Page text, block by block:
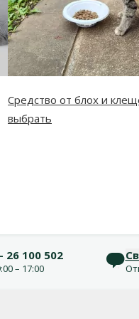
Средство от блох и
выбрать
26 100 502
– 17:00